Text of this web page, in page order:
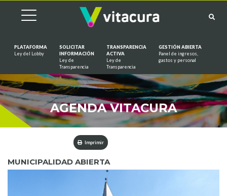
PLATAFORMA
Ley del Lobby
SOLICITAR
INFORMACIÓN
Ley de
Transparencia
TRANSPARENCIA
ACTIVA
Ley de
Transparencia
GESTIÓN ABIERTA
Panel de ingresos,
gastos y personal
AGENDA VITACURA
Imprimir
MUNICIPALIDAD ABIERTA